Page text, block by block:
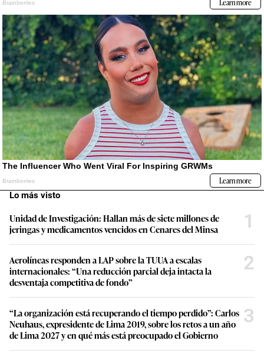
Lo más visto
Unidad de Investigación: Hallan más de siete millones de
jeringas y medicamentos vencidos en Cenares del Minsa
1
Aerolíneas responden a LAP sobre la TUUA a escalas
internacionales: “Una reducción parcial deja intacta la
desventaja competitiva de fondo”
2
“La organización está recuperando el tiempo perdido”: Carlos
Neuhaus, expresidente de Lima 2019, sobre los retos a un año
de Lima 2027 y en qué más está preocupado el Gobierno
3